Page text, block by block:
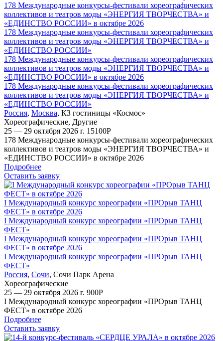
178 Международные конкурсы-фестивали хореографических
коллективов и театров моды «ЭНЕРГИЯ ТВОРЧЕСТВА» и
«ЕДИНСТВО РОССИИ» в октябре 2026
178 Международные конкурсы-фестивали хореографических
коллективов и театров моды «ЭНЕРГИЯ ТВОРЧЕСТВА» и
«ЕДИНСТВО РОССИИ»
178 Международные конкурсы-фестивали хореографических
коллективов и театров моды «ЭНЕРГИЯ ТВОРЧЕСТВА» и
«ЕДИНСТВО РОССИИ» в октябре 2026
178 Международные конкурсы-фестивали хореографических
коллективов и театров моды «ЭНЕРГИЯ ТВОРЧЕСТВА» и
«ЕДИНСТВО РОССИИ»
Россия, Москва, КЗ гостиницы «Космос»
Хореографические, Другие
25 — 29 октября 2026 г. 15100Р
178 Международные конкурсы-фестивали хореографических
коллективов и театров моды «ЭНЕРГИЯ ТВОРЧЕСТВА» и
«ЕДИНСТВО РОССИИ» в октябре 2026
Подробнее
Оставить заявку
I Международный конкурс хореографии «ПРОрыв ТАНЦ
ФЕСТ» в октябре 2026
I Международный конкурс хореографии «ПРОрыв ТАНЦ
ФЕСТ»
I Международный конкурс хореографии «ПРОрыв ТАНЦ
ФЕСТ» в октябре 2026
I Международный конкурс хореографии «ПРОрыв ТАНЦ
ФЕСТ»
Россия, Сочи, Сочи Парк Арена
Хореографические
25 — 29 октября 2026 г. 900Р
I Международный конкурс хореографии «ПРОрыв ТАНЦ
ФЕСТ» в октябре 2026
Подробнее
Оставить заявку